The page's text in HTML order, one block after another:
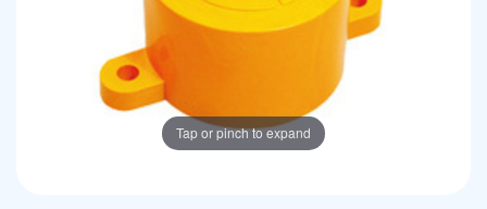
Tap or pinch to expand